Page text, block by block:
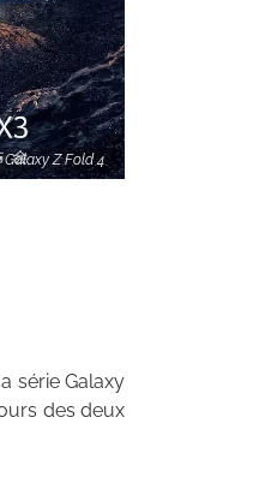
Z Fold 4
série Galaxy
des deux